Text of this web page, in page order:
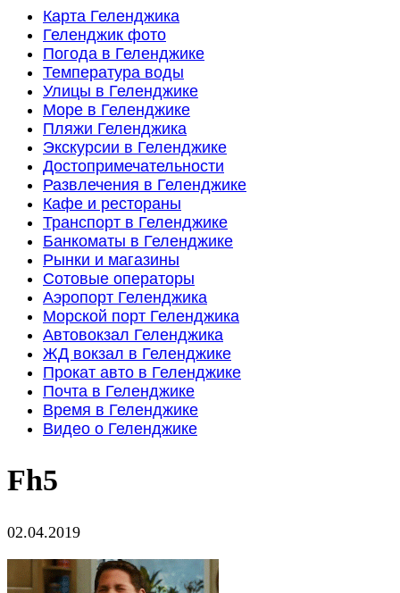
Карта Геленджика
Геленджик фото
Погода в Геленджике
Температура воды
Улицы в Геленджике
Море в Геленджике
Пляжи Геленджика
Экскурсии в Геленджике
Достопримечательности
Развлечения в Геленджике
Кафе и рестораны
Транспорт в Геленджике
Банкоматы в Геленджике
Рынки и магазины
Сотовые операторы
Аэропорт Геленджика
Морской порт Геленджика
Автовокзал Геленджика
ЖД вокзал в Геленджике
Прокат авто в Геленджике
Почта в Геленджике
Время в Геленджике
Видео о Геленджике
Fh5
02.04.2019